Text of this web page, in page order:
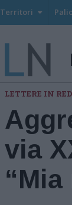
Territori
LETTERE IN
via